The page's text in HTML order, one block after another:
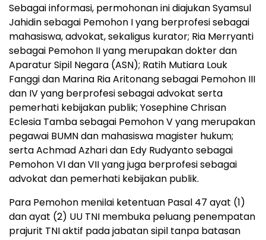
Sebagai informasi, permohonan ini diajukan Syamsul
Jahidin sebagai Pemohon I yang berprofesi sebagai
mahasiswa, advokat, sekaligus kurator; Ria Merryanti
sebagai Pemohon II yang merupakan dokter dan
Aparatur Sipil Negara (ASN); Ratih Mutiara Louk
Fanggi dan Marina Ria Aritonang sebagai Pemohon III
dan IV yang berprofesi sebagai advokat serta
pemerhati kebijakan publik; Yosephine Chrisan
Eclesia Tamba sebagai Pemohon V yang merupakan
pegawai BUMN dan mahasiswa magister hukum;
serta Achmad Azhari dan Edy Rudyanto sebagai
Pemohon VI dan VII yang juga berprofesi sebagai
advokat dan pemerhati kebijakan publik.
Para Pemohon menilai ketentuan Pasal 47 ayat (1)
dan ayat (2) UU TNI membuka peluang penempatan
prajurit TNI aktif pada jabatan sipil tanpa batasan